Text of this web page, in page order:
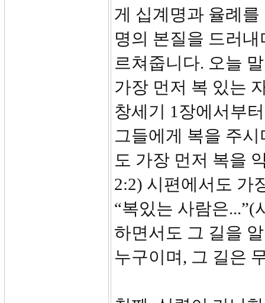
게 십계명과 율례
명의 본질을 드러
르쳐줍니다. 오늘
가장 먼저 복 있는
창세기 1장에서부
그들에게 복을 주
도 가장 먼저 복을
2:2) 시편에서도 가
“복있는 사람은...”(
하면서도 그 길을
누구이며, 그 길은